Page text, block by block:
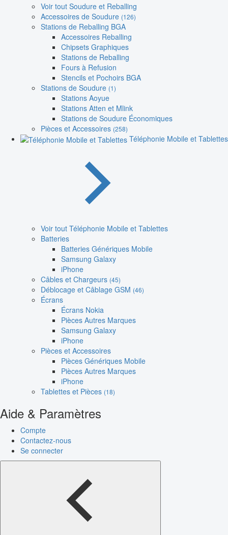
Voir tout Soudure et Reballing
Accessoires de Soudure (126)
Stations de Reballing BGA
Accessoires Reballing
Chipsets Graphiques
Stations de Reballing
Fours à Refusion
Stencils et Pochoirs BGA
Stations de Soudure (1)
Stations Aoyue
Stations Atten et Mlink
Stations de Soudure Économiques
Pièces et Accessoires (258)
Téléphonie Mobile et Tablettes
Voir tout Téléphonie Mobile et Tablettes
Batteries
Batteries Génériques Mobile
Samsung Galaxy
iPhone
Câbles et Chargeurs (45)
Déblocage et Câblage GSM (46)
Écrans
Écrans Nokia
Pièces Autres Marques
Samsung Galaxy
iPhone
Pièces et Accessoires
Pièces Génériques Mobile
Pièces Autres Marques
iPhone
Tablettes et Pièces (18)
Aide & Paramètres
Compte
Contactez-nous
Se connecter